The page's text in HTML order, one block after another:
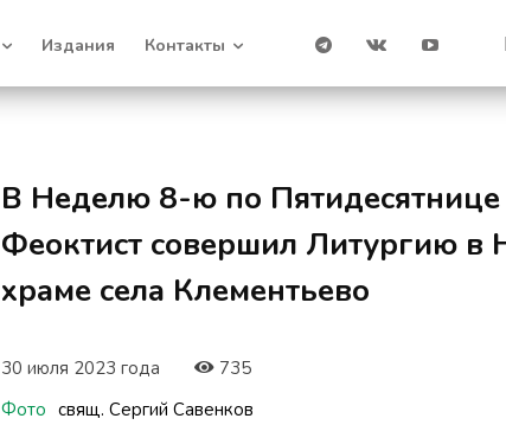
Издания Контакты
В Неделю 8-ю по Пятидесятнице
Феоктист совершил Литургию в
храме села Клементьево
30 июля 2023 года
735
Фото свящ. Сергий Савенков